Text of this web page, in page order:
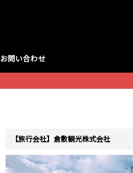
お問い合わせ
【旅行会社】倉敷観光株式会社